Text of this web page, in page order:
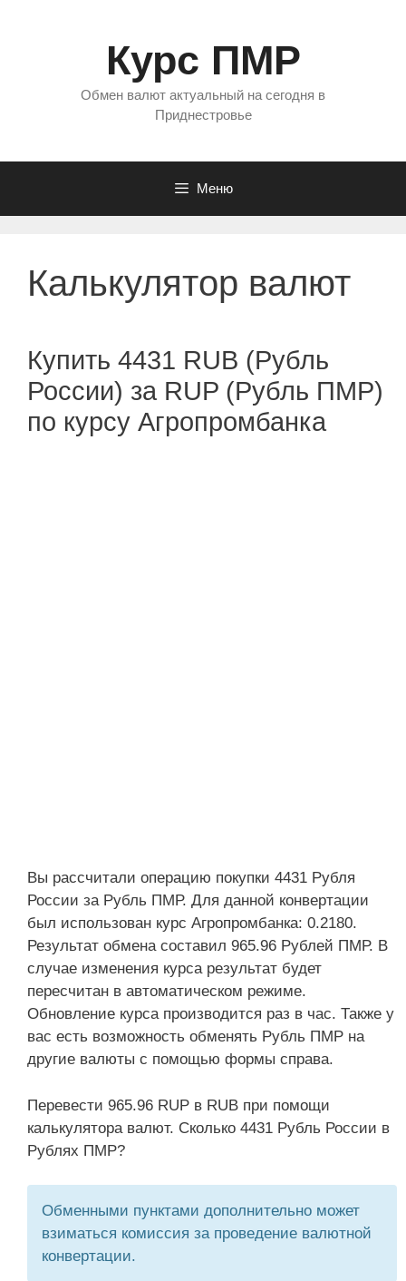
Курс ПМР
Обмен валют актуальный на сегодня в
Приднестровье
Меню
Калькулятор валют
Купить 4431 RUB (Рубль
России) за RUP (Рубль ПМР)
по курсу Агропромбанка
Вы рассчитали операцию покупки 4431 Рубля
России за Рубль ПМР. Для данной конвертации
был использован курс Агропромбанка: 0.2180.
Результат обмена составил 965.96 Рублей ПМР. В
случае изменения курса результат будет
пересчитан в автоматическом режиме.
Обновление курса производится раз в час. Также у
вас есть возможность обменять Рубль ПМР на
другие валюты с помощью формы справа.
Перевести 965.96 RUP в RUB при помощи
калькулятора валют. Сколько 4431 Рубль России в
Рублях ПМР?
Обменными пунктами дополнительно может
взиматься комиссия за проведение валютной
конвертации.